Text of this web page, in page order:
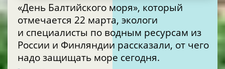
«День Балтийского моря», который
отмечается 22 марта, экологи
и специалисты по водным ресурсам из
России и Финляндии рассказали, от чего
надо защищать море сегодня.